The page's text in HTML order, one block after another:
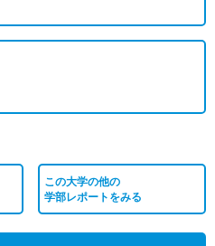
この大学の他の
学部レポートをみる